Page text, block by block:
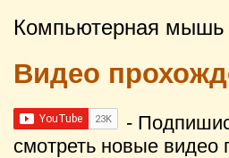
Компьютерная мышь
Видео
-
смотреть новые видео